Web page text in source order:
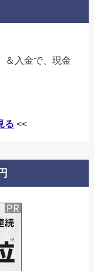
＆入金で、現金
る <<